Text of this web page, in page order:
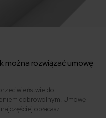
można rozwiązać umowę
do
dobrowolnym. Umowę
opłacasz